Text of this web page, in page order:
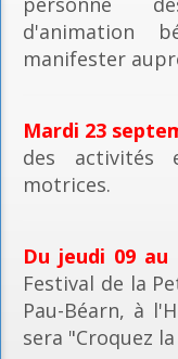
d'animation
manifester
Mardi 23
des activités
motrices.
Du jeudi 09
Festival de la
Pau-Béarn, à
sera "Croquez